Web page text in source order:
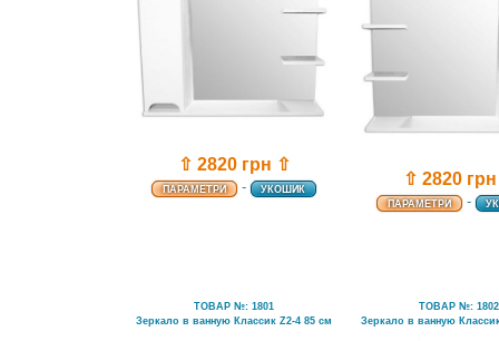
⇧ 2820 грн ⇧
ПАРАМЕТРИ - УКОШИК ⇧ 2820
ПАРАМЕТРИ -
ТОВАР №: 1801
Зеркало в ванную Классик Z2-4 85 см
ТОВАР №: 1802
Зеркало в ванную